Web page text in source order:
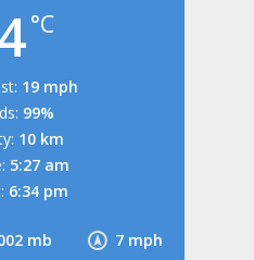
°C
mb 7 mph
19 mph
99%
10 km
5:27 am
6:34 pm